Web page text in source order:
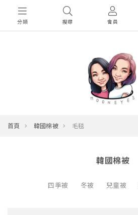
分類 搜尋 會員
首頁 韓國棉被 毛毯
韓國棉被
四季被 冬被 兒童被